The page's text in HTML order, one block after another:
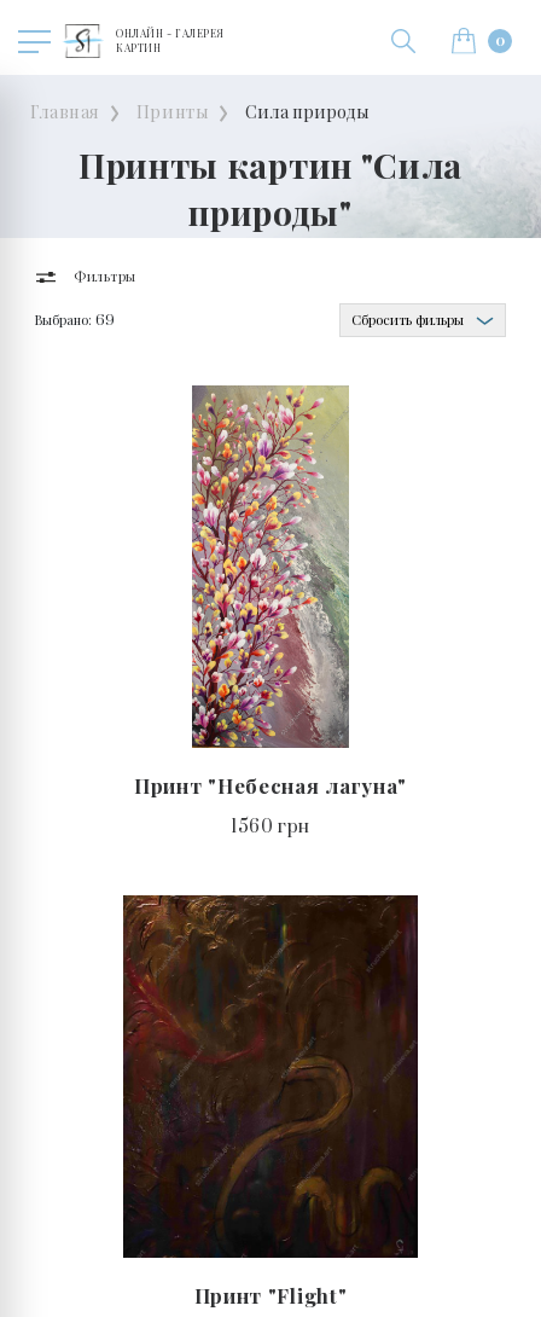
ОНЛАЙН - ГАЛЕРЕЯ
КАРТИН
0
Главная Принты Сила природы
Принты картин "Сила
природы"
Фильтры
Выбрано: 69 Сбросить фильры
Принт "Небесная лагуна"
1560 грн
Принт "Flight"